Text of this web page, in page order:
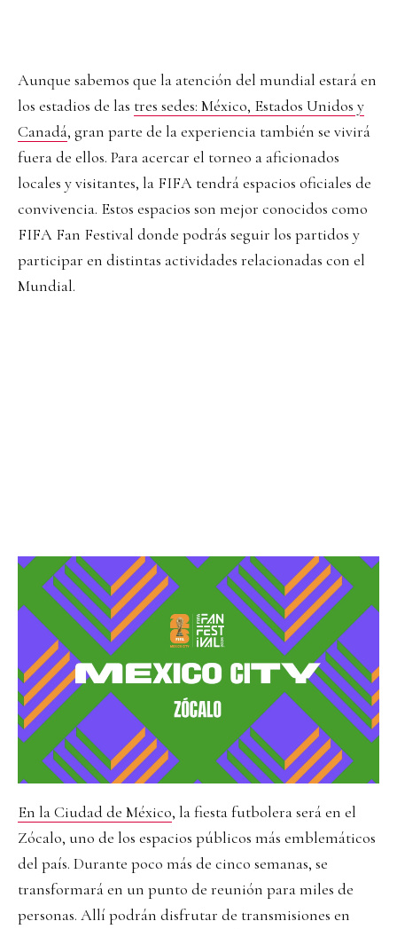
Aunque sabemos que la atención del mundial estará en
los estadios de las tres sedes: México, Estados Unidos y
Canadá, gran parte de la experiencia también se vivirá
fuera de ellos. Para acercar el torneo a aficionados
locales y visitantes, la FIFA tendrá espacios oficiales de
convivencia. Estos espacios son mejor conocidos como
FIFA Fan Festival donde podrás seguir los partidos y
participar en distintas actividades relacionadas con el
Mundial.
En la Ciudad de México, la fiesta futbolera será en el
Zócalo, uno de los espacios públicos más emblemáticos
del país. Durante poco más de cinco semanas, se
transformará en un punto de reunión para miles de
personas. Allí podrán disfrutar de transmisiones en